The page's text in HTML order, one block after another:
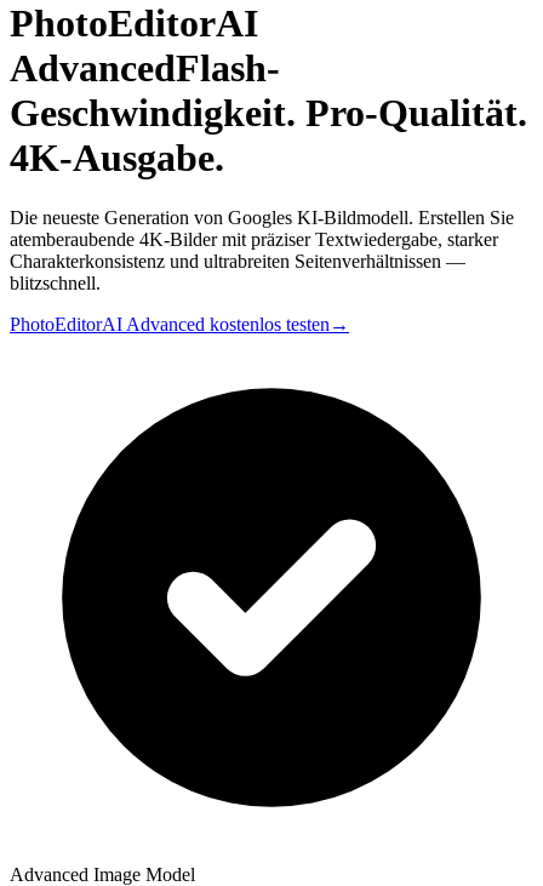
PhotoEditorAI
AdvancedFlash-
Geschwindigkeit. Pro-Qualität.
4K-Ausgabe.
Die neueste Generation von Googles KI-Bildmodell. Erstellen Sie
atemberaubende 4K-Bilder mit präziser Textwiedergabe, starker
Charakterkonsistenz und ultrabreiten Seitenverhältnissen —
blitzschnell.
PhotoEditorAI Advanced kostenlos testen →
Advanced Image Model